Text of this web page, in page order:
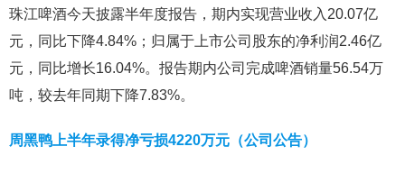
珠江啤酒今天披露半年度报告，期内实现营业收入20.07亿
元，同比下降4.84%；归属于上市公司股东的净利润2.46亿
元，同比增长16.04%。报告期内公司完成啤酒销量56.54万
吨，较去年同期下降7.83%。
周黑鸭上半年录得净亏损4220万元（公司公告）